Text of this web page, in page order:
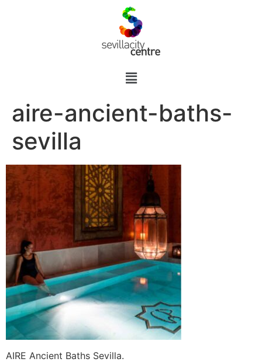
aire-ancient-baths-
sevilla
AIRE Ancient Baths Sevilla.